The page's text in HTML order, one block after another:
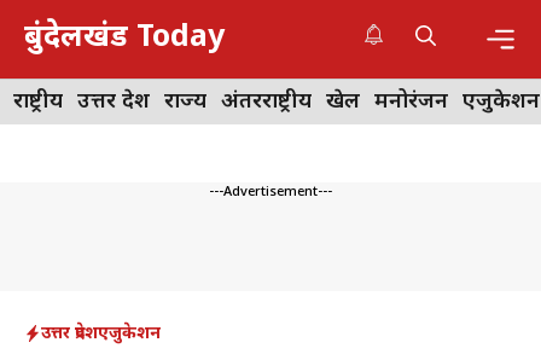
Skip
content
बुंदेलखंड Today
राष्ट्रीय उत्तर प्रदेश राज्य अंतरराष्ट्रीय खेल मनोरंजन एजुकेशन
---Advertisement---
उत्तर प्रदेशएजुकेशन